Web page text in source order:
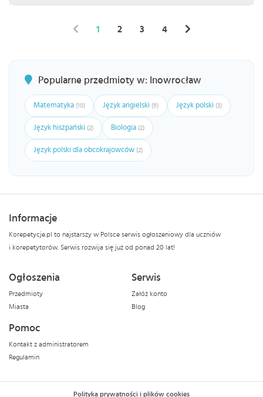
1 2 3 4
Popularne przedmioty w: Inowrocław
Matematyka (10) Język angielski (9) Język polski (3)
Język hiszpański (2) Biologia (2)
Język polski dla obcokrajowców (2)
Informacje
Korepetycje.pl to najstarszy w Polsce serwis ogłoszeniowy dla uczniów
i korepetytorów. Serwis rozwija się już od ponad 20 lat!
Ogłoszenia
Przedmioty
Miasta
Serwis
Załóż konto
Blog
Pomoc
Kontakt z administratorem
Regulamin
Polityka prywatności i plików cookies